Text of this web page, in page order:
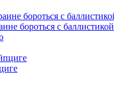
бороться с баллистикой